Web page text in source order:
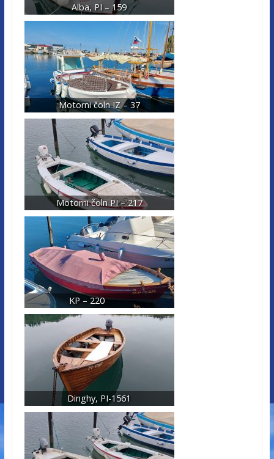
Alba, PI – 159
Motorni čoln IZ – 37
Motorni čoln PI – 217
KP – 220
Dinghy, PI-1561